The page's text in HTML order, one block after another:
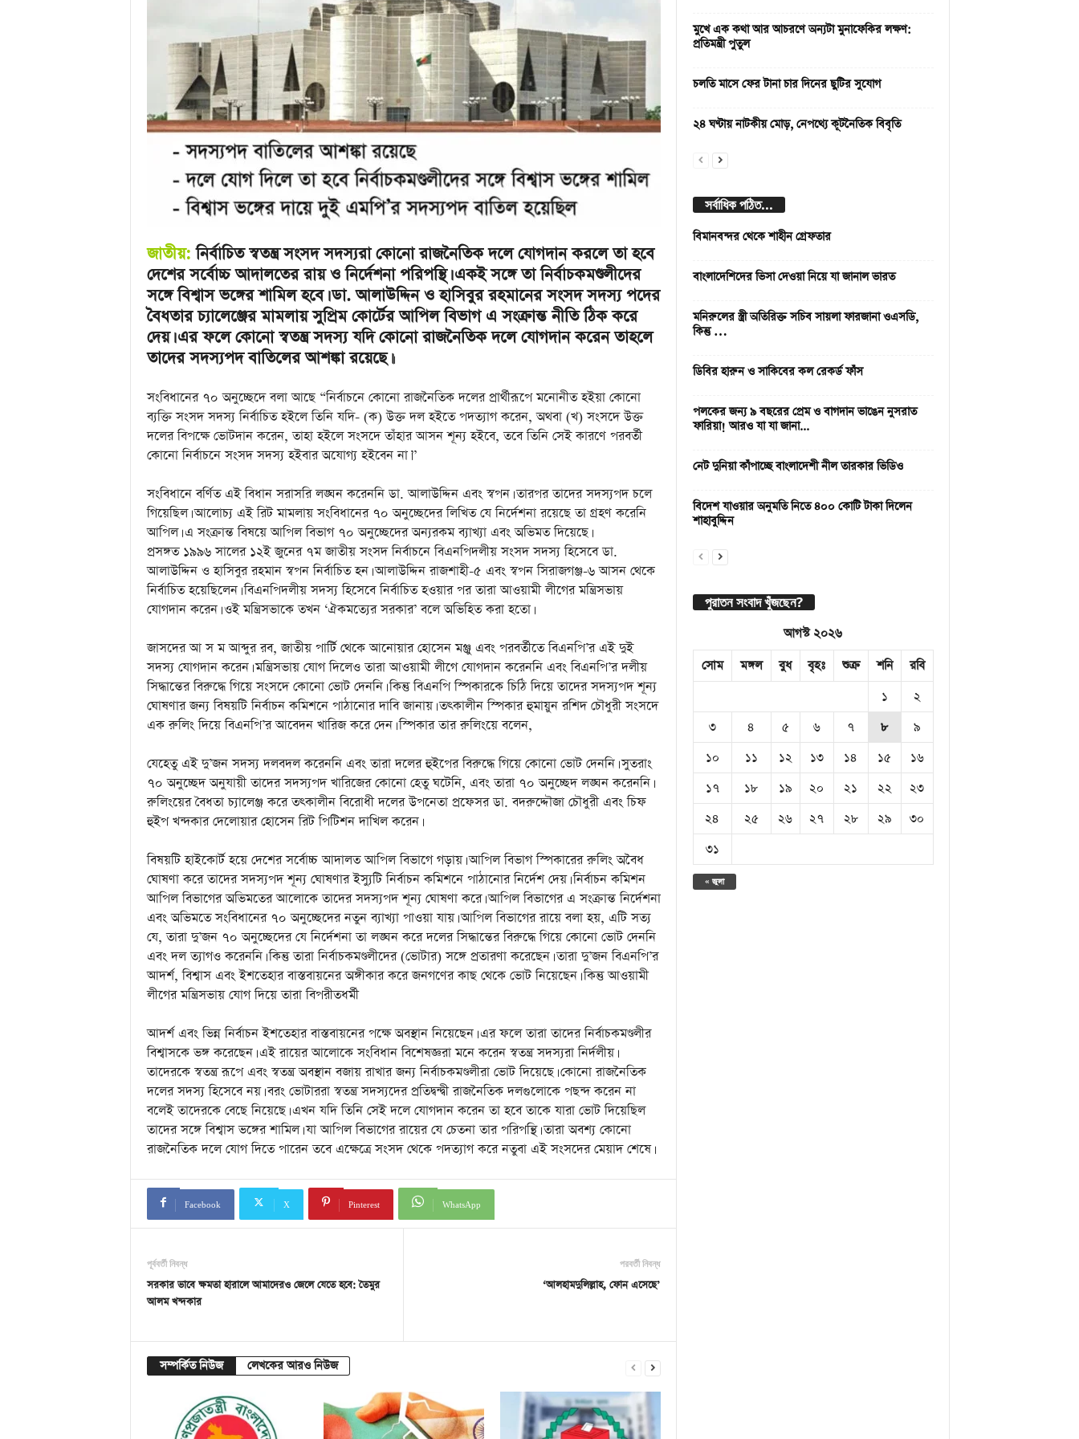
জাতীয়: নির্বাচিত স্বতন্ত্র সংসদ সদস্যরা কোনো রাজনৈতিক দলে যোগদান করলে তা হবে
দেশের সর্বোচ্চ আদালতের রায় ও নির্দেশনা পরিপন্থি। একই সঙ্গে তা নির্বাচকমণ্ডলীদের
সঙ্গে বিশ্বাস ভঙ্গের শামিল হবে। ডা. আলাউদ্দিন ও হাসিবুর রহমানের সংসদ সদস্য পদের
বৈধতার চ্যালেঞ্জের মামলায় সুপ্রিম কোর্টের আপিল বিভাগ এ সংক্রান্ত নীতি ঠিক করে
দেয়। এর ফলে কোনো স্বতন্ত্র সদস্য যদি কোনো রাজনৈতিক দলে যোগদান করেন তাহলে
তাদের সদস্যপদ বাতিলের আশঙ্কা রয়েছে।।
সংবিধানের ৭০ অনুচ্ছেদে বলা আছে “নির্বাচনে কোনো রাজনৈতিক দলের প্রার্থীরূপে মনোনীত হইয়া কোনো
ব্যক্তি সংসদ সদস্য নির্বাচিত হইলে তিনি যদি- (ক) উক্ত দল হইতে পদত্যাগ করেন, অথবা (খ) সংসদে উক্ত
দলের বিপক্ষে ভোটদান করেন, তাহা হইলে সংসদে তাঁহার আসন শূন্য হইবে, তবে তিনি সেই কারণে পরবর্তী
কোনো নির্বাচনে সংসদ সদস্য হইবার অযোগ্য হইবেন না।’’
সংবিধানে বর্ণিত এই বিধান সরাসরি লঙ্ঘন করেননি ডা. আলাউদ্দিন এবং স্বপন। তারপর তাদের সদস্যপদ চলে
গিয়েছিল। আলোচ্য এই রিট মামলায় সংবিধানের ৭০ অনুচ্ছেদের লিখিত যে নির্দেশনা রয়েছে তা গ্রহণ করেনি
আপিল। এ সংক্রান্ত বিষয়ে আপিল বিভাগ ৭০ অনুচ্ছেদের অন্যরকম ব্যাখ্যা এবং অভিমত দিয়েছে।
প্রসঙ্গত ১৯৯৬ সালের ১২ই জুনের ৭ম জাতীয় সংসদ নির্বাচনে বিএনপিদলীয় সংসদ সদস্য হিসেবে ডা.
আলাউদ্দিন ও হাসিবুর রহমান স্বপন নির্বাচিত হন। আলাউদ্দিন রাজশাহী-৫ এবং স্বপন সিরাজগঞ্জ-৬ আসন থেকে
নির্বাচিত হয়েছিলেন। বিএনপিদলীয় সদস্য হিসেবে নির্বাচিত হওয়ার পর তারা আওয়ামী লীগের মন্ত্রিসভায়
যোগদান করেন। ওই মন্ত্রিসভাকে তখন ‘ঐকমত্যের সরকার’ বলে অভিহিত করা হতো।
জাসদের আ স ম আব্দুর রব, জাতীয় পার্টি থেকে আনোয়ার হোসেন মঞ্জু এবং পরবর্তীতে বিএনপি’র এই দুই
সদস্য যোগদান করেন। মন্ত্রিসভায় যোগ দিলেও তারা আওয়ামী লীগে যোগদান করেননি এবং বিএনপি’র দলীয়
সিদ্ধান্তের বিরুদ্ধে গিয়ে সংসদে কোনো ভোট দেননি। কিন্তু বিএনপি স্পিকারকে চিঠি দিয়ে তাদের সদস্যপদ শূন্য
ঘোষণার জন্য বিষয়টি নির্বাচন কমিশনে পাঠানোর দাবি জানায়। তৎকালীন স্পিকার হুমায়ুন রশিদ চৌধুরী সংসদে
এক রুলিং দিয়ে বিএনপি’র আবেদন খারিজ করে দেন। স্পিকার তার রুলিংয়ে বলেন,
যেহেতু এই দু’জন সদস্য দলবদল করেননি এবং তারা দলের হুইপের বিরুদ্ধে গিয়ে কোনো ভোট দেননি। সুতরাং
৭০ অনুচ্ছেদ অনুযায়ী তাদের সদস্যপদ খারিজের কোনো হেতু ঘটেনি, এবং তারা ৭০ অনুচ্ছেদ লঙ্ঘন করেননি।
রুলিংয়ের বৈধতা চ্যালেঞ্জ করে তৎকালীন বিরোধী দলের উপনেতা প্রফেসর ডা. বদরুদ্দৌজা চৌধুরী এবং চিফ
হুইপ খন্দকার দেলোয়ার হোসেন রিট পিটিশন দাখিল করেন।
বিষয়টি হাইকোর্ট হয়ে দেশের সর্বোচ্চ আদালত আপিল বিভাগে গড়ায়। আপিল বিভাগ স্পিকারের রুলিং অবৈধ
ঘোষণা করে তাদের সদস্যপদ শূন্য ঘোষণার ইস্যুটি নির্বাচন কমিশনে পাঠানোর নির্দেশ দেয়। নির্বাচন কমিশন
আপিল বিভাগের অভিমতের আলোকে তাদের সদস্যপদ শূন্য ঘোষণা করে। আপিল বিভাগের এ সংক্রান্ত নির্দেশনা
এবং অভিমতে সংবিধানের ৭০ অনুচ্ছেদের নতুন ব্যাখ্যা পাওয়া যায়। আপিল বিভাগের রায়ে বলা হয়, এটি সত্য
যে, তারা দু’জন ৭০ অনুচ্ছেদের যে নির্দেশনা তা লঙ্ঘন করে দলের সিদ্ধান্তের বিরুদ্ধে গিয়ে কোনো ভোট দেননি
এবং দল ত্যাগও করেননি। কিন্তু তারা নির্বাচকমণ্ডলীদের (ভোটার) সঙ্গে প্রতারণা করেছেন। তারা দু’জন বিএনপি’র
আদর্শ, বিশ্বাস এবং ইশতেহার বাস্তবায়নের অঙ্গীকার করে জনগণের কাছ থেকে ভোট নিয়েছেন। কিন্তু আওয়ামী
লীগের মন্ত্রিসভায় যোগ দিয়ে তারা বিপরীতধর্মী
আদর্শ এবং ভিন্ন নির্বাচন ইশতেহার বাস্তবায়নের পক্ষে অবস্থান নিয়েছেন। এর ফলে তারা তাদের নির্বাচকমণ্ডলীর
বিশ্বাসকে ভঙ্গ করেছেন। এই রায়ের আলোকে সংবিধান বিশেষজ্ঞরা মনে করেন স্বতন্ত্র সদস্যরা নির্দলীয়।
তাদেরকে স্বতন্ত্র রূপে এবং স্বতন্ত্র অবস্থান বজায় রাখার জন্য নির্বাচকমণ্ডলীরা ভোট দিয়েছে। কোনো রাজনৈতিক
দলের সদস্য হিসেবে নয়। বরং ভোটাররা স্বতন্ত্র সদস্যদের প্রতিদ্বন্দ্বী রাজনৈতিক দলগুলোকে পছন্দ করেন না
বলেই তাদেরকে বেছে নিয়েছে। এখন যদি তিনি সেই দলে যোগদান করেন তা হবে তাকে যারা ভোট দিয়েছিল
তাদের সঙ্গে বিশ্বাস ভঙ্গের শামিল। যা আপিল বিভাগের রায়ের যে চেতনা তার পরিপন্থি। তারা অবশ্য কোনো
রাজনৈতিক দলে যোগ দিতে পারেন তবে এক্ষেত্রে সংসদ থেকে পদত্যাগ করে নতুবা এই সংসদের মেয়াদ শেষে।
Facebook X Pinterest WhatsApp
পূর্ববর্তী নিবন্ধ
সরকার ভাবে ক্ষমতা হারালে আমাদেরও জেলে যেতে হবে: তৈমুর
আলম খন্দকার
পরবর্তী নিবন্ধ
‘আলহামদুলিল্লাহ, ফোন এসেছে’
সম্পর্কিত নিউজ লেখকের আরও নিউজ
মুখে এক কথা আর আচরণে অন্যটা মুনাফেকির লক্ষণ:
প্রতিমন্ত্রী পুতুল
চলতি মাসে ফের টানা চার দিনের ছুটির সুযোগ
২৪ ঘণ্টায় নাটকীয় মোড়, নেপথ্যে কূটনৈতিক বিবৃতি
সর্বাধিক পঠিত...
বিমানবন্দর থেকে শাহীন গ্রেফতার
বাংলাদেশিদের ভিসা দেওয়া নিয়ে যা জানাল ভারত
মনিরুলের স্ত্রী অতিরিক্ত সচিব সায়লা ফারজানা ওএসডি,
কিন্তু …
ডিবির হারুন ও সাকিবের কল রেকর্ড ফাঁস
পলকের জন্য ৯ বছরের প্রেম ও বাগদান ভাঙেন নুসরাত
ফারিয়া! আরও যা যা জানা...
নেট দুনিয়া কাঁপাচ্ছে বাংলাদেশী নীল তারকার ভিডিও
বিদেশ যাওয়ার অনুমতি নিতে ৪০০ কোটি টাকা দিলেন
শাহাবুদ্দিন
পুরাতন সংবাদ খুঁজছেন?
আগস্ট ২০২৬
সোম
মঙ্গল বুধ বৃহঃ শুক্র শনি রবি
« জুলা
১
২
৩
৪ ৫ ৬ ৭ ৮
৯
১০
১১ ১২ ১৩ ১৪ ১৫
১৬
১৭
১৮ ১৯ ২০ ২১ ২২
২৩
২৪
২৫ ২৬ ২৭ ২৮ ২৯
৩০
৩১